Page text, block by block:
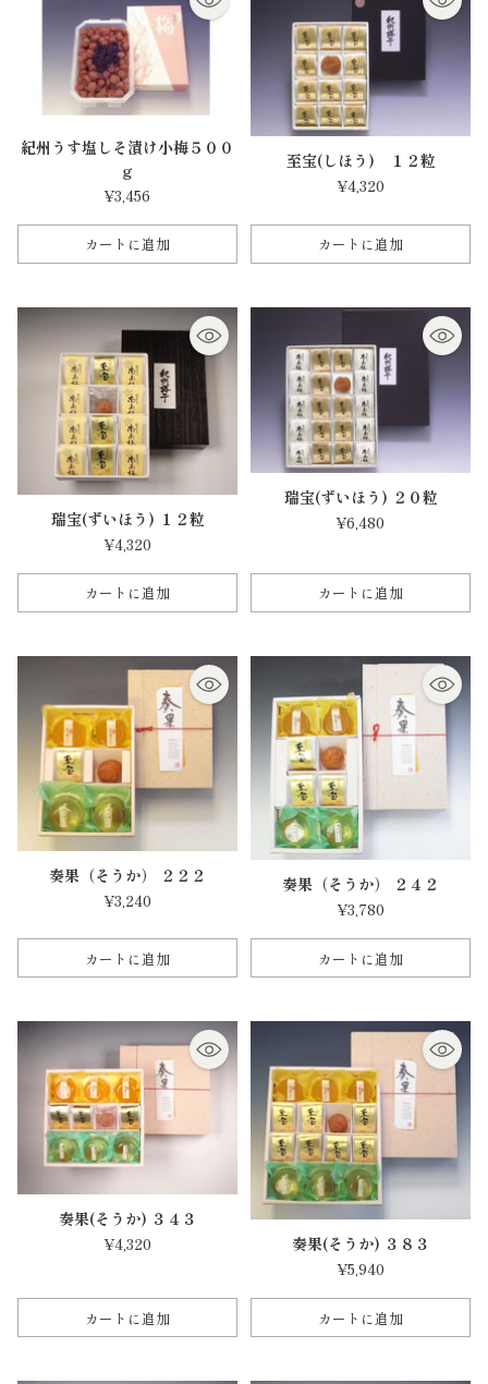
紀州うす塩しそ漬け小梅５００
ｇ
¥3,456
カートに追加
至宝(しほう) １２粒
¥4,320
カートに追加
瑞宝(ずいほう) １２粒
¥4,320
カートに追加
瑞宝(ずいほう) ２０粒
¥6,480
カートに追加
奏果（そうか） ２２２
¥3,240
カートに追加
奏果（そうか） ２４２
¥3,780
カートに追加
奏果(そうか) ３４３
¥4,320
カートに追加
奏果(そうか) ３８３
¥5,940
カートに追加